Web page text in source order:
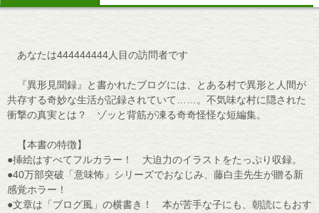
あなたは444444444人目の訪問者です
『異形見聞録』と書かれたブログには、とある村で異形と人間が
共存する奇妙な生活が記録されていて……。不気味な村に隠された
衝撃の真実とは？ ゾッと背筋が凍る奇奇怪怪な短編集。
【本書の特徴】
●挿絵はすべてフルカラー！ 大迫力のイラストをたっぷり収録。
●40万部突破「意味怖」シリーズでおなじみ、藤白圭先生が贈る新
感覚ホラー！
●文章は「ブログ風」の横書き！ 本が苦手な子にも、朝読にもおす